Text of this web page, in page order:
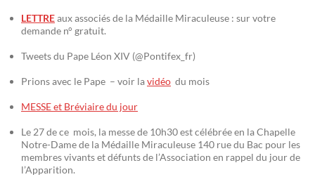
LETTREaux associés de la Médaille Miraculeuse : sur votre
demande n° gratuit.
Tweets du Pape Léon XIV (@Pontifex_fr)
Prions avec le Pape – voir lavidéo du mois
MESSE et Bréviaire du jour
Le 27 de ce mois, la messe de 10h30 est célébrée en la Chapelle
Notre-Dame de la Médaille Miraculeuse 140 rue du Bac pour les
membres vivants et défunts de l’Association en rappel du jour de
l’Apparition.